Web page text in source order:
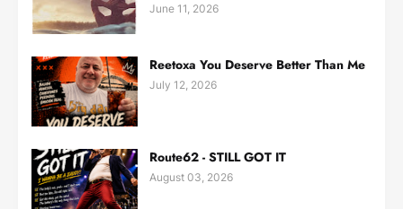
June 11, 2026
Reetoxa You Deserve Better Than Me
July 12, 2026
Route62 - STILL GOT IT
August 03, 2026